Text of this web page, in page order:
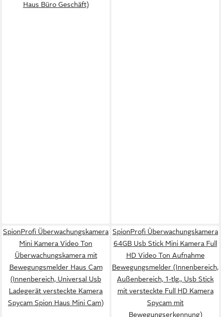
Haus Büro Geschäft)
SpionProfi Überwachungskamera
Mini Kamera Video Ton
Überwachungskamera mit
Bewegungsmelder Haus Cam
(Innenbereich, Universal Usb
Ladegerät versteckte Kamera
Spycam Spion Haus Mini Cam)
SpionProfi Überwachungskamera
64GB Usb Stick Mini Kamera Full
HD Video Ton Aufnahme
Bewegungsmelder (Innenbereich,
Außenbereich, 1-tlg., Usb Stick
mit versteckte Full HD Kamera
Spycam mit
Bewegungserkennung)